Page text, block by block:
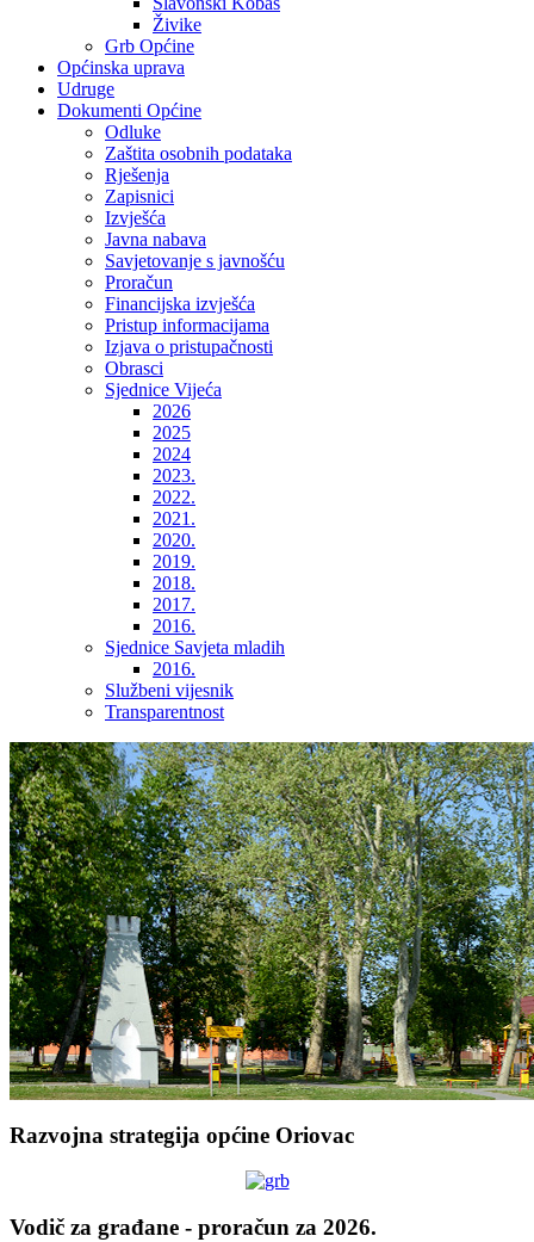
Živike
Grb Općine
Općinska uprava
Udruge
Dokumenti Općine
Odluke
Zaštita osobnih podataka
Rješenja
Zapisnici
Izvješća
Javna nabava
Savjetovanje s javnošću
Proračun
Financijska izvješća
Pristup informacijama
Izjava o pristupačnosti
Obrasci
Sjednice Vijeća
2026
2025
2024
2023.
2022.
2021.
2020.
2019.
2018.
2017.
2016.
Sjednice Savjeta mladih
2016.
Službeni vijesnik
Transparentnost
Razvojna strategija općine Oriovac
Vodič za građane - proračun za 2026.